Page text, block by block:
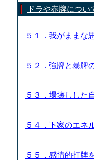
ドラや赤牌につい
５１．我がままな
５２．強牌と暴牌
５３．場壊しした
５４．下家のエネ
５５．感情的打牌